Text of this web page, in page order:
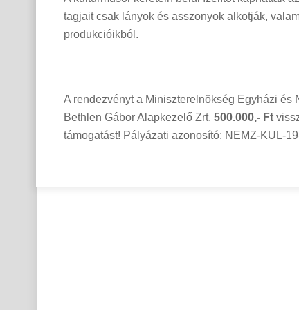
tagjait csak lányok és asszonyok alkotják,
produkcióikból.
A rendezvényt a Miniszterelnökség Egyházi
Bethlen Gábor Alapkezelő Zrt. 500.000,- Ft
támogatást! Pályázati azonosító: NEMZ-KUL-